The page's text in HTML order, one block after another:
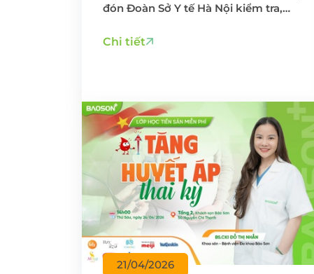
đón Đoàn Sở Y tế Hà Nội kiểm tra,
2025
Chi tiết
21/04/2026